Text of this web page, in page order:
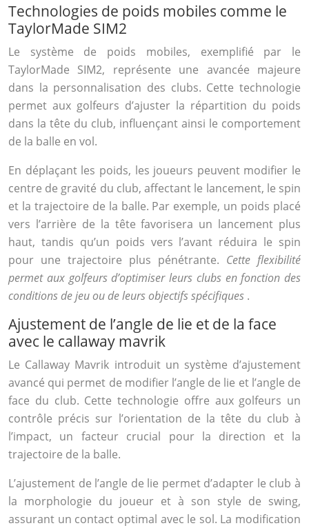
Technologies de poids mobiles comme le
TaylorMade SIM2
Le système de poids mobiles, exemplifié par le
TaylorMade SIM2, représente une avancée majeure
dans la personnalisation des clubs. Cette technologie
permet aux golfeurs d’ajuster la répartition du poids
dans la tête du club, influençant ainsi le comportement
de la balle en vol.
En déplaçant les poids, les joueurs peuvent modifier le
centre de gravité du club, affectant le lancement, le spin
et la trajectoire de la balle. Par exemple, un poids placé
vers l’arrière de la tête favorisera un lancement plus
haut, tandis qu’un poids vers l’avant réduira le spin
pour une trajectoire plus pénétrante. Cette flexibilité
permet aux golfeurs d’optimiser leurs clubs en fonction des
conditions de jeu ou de leurs objectifs spécifiques .
Ajustement de l’angle de lie et de la face
avec le callaway mavrik
Le Callaway Mavrik introduit un système d’ajustement
avancé qui permet de modifier l’angle de lie et l’angle de
face du club. Cette technologie offre aux golfeurs un
contrôle précis sur l’orientation de la tête du club à
l’impact, un facteur crucial pour la direction et la
trajectoire de la balle.
L’ajustement de l’angle de lie permet d’adapter le club à
la morphologie du joueur et à son style de swing,
assurant un contact optimal avec le sol. La modification